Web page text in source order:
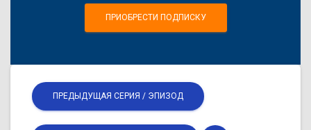
ПРИОБРЕСТИ ПОДПИСКУ
ПРЕДЫДУЩАЯ СЕРИЯ / ЭПИЗОД